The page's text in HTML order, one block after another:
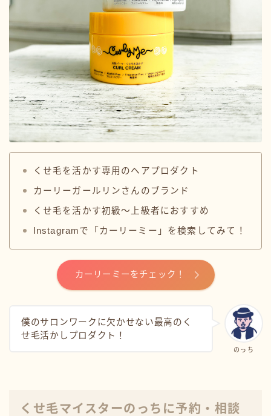
くせ毛を活かす専用のヘアプロダクト
カーリーガールリンさんのブランド
くせ毛を活かす初級〜上級者におすすめ
Instagramで「カーリーミー」を検索してみて！
カーリーミーをチェック！
のっち
僕のサロンワークに欠かせない最高のく
せ毛活かしプロダクト！
くせ毛マイスターのっちに予約・相談